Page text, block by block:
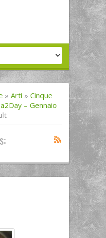
» Arti » Cinque
– Gennaio